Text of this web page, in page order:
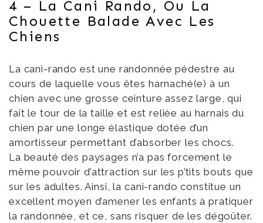
4 – La Cani Rando, Ou La
Chouette Balade Avec Les
Chiens
La cani-rando est une randonnée pédestre au
cours de laquelle vous êtes harnaché(e) à un
chien avec une grosse ceinture assez large, qui
fait le tour de la taille et est reliée au harnais du
chien par une longe élastique dotée d’un
amortisseur permettant d’absorber les chocs.
La beauté des paysages n’a pas forcement le
même pouvoir d’attraction sur les p’tits bouts que
sur les adultes. Ainsi, la cani-rando constitue un
excellent moyen d’amener les enfants à pratiquer
la randonnée, et ce, sans risquer de les dégoûter.